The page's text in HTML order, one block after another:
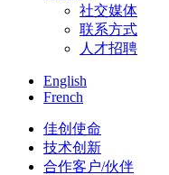
社交媒体
联系方式
人才招聘
English
French
佳创使命
技术创新
合作客户/伙伴